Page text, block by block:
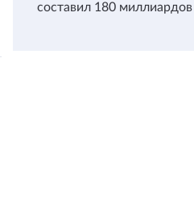
составил 180 миллиардов